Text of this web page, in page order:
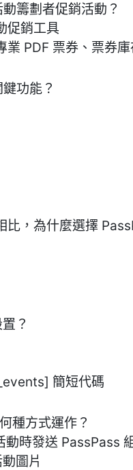
籌劃者促銷活動？
促銷工具
PDF 票券、票券
功能？
，為什麼選擇
？
簡短代碼
種方式運作？
時發送 PassPass
圖片